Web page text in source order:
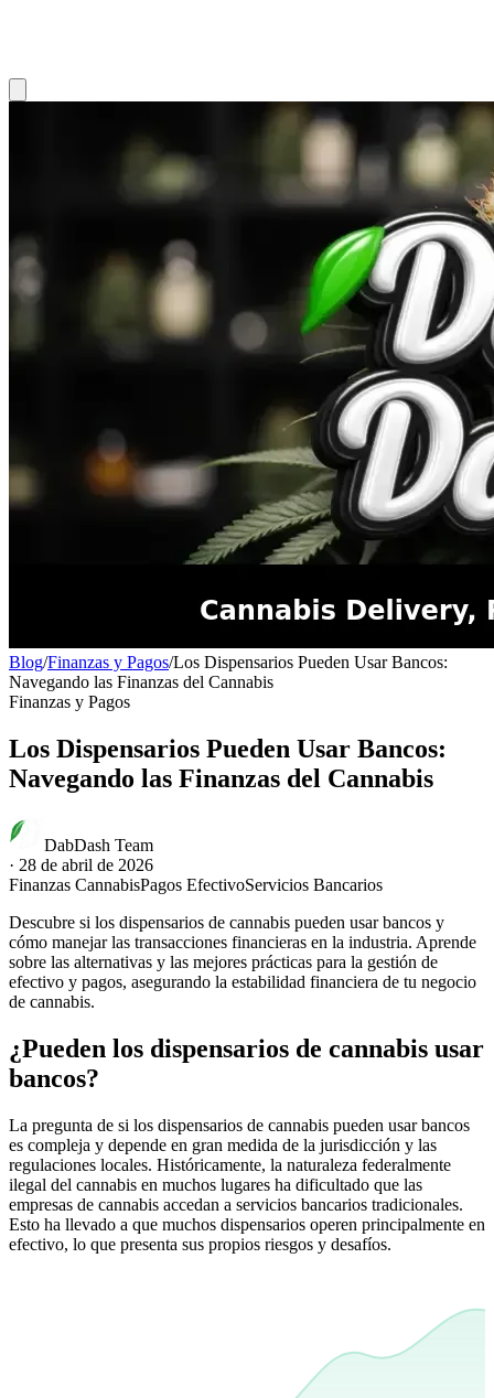
Blog/Finanzas y Pagos/Los Dispensarios Pueden Usar Bancos:
Navegando las Finanzas del Cannabis
Finanzas y Pagos
Los Dispensarios Pueden Usar Bancos:
Navegando las Finanzas del Cannabis
DabDash Team
· 28 de abril de 2026
Finanzas CannabisPagos EfectivoServicios Bancarios
Descubre si los dispensarios de cannabis pueden usar bancos y
cómo manejar las transacciones financieras en la industria. Aprende
sobre las alternativas y las mejores prácticas para la gestión de
efectivo y pagos, asegurando la estabilidad financiera de tu negocio
de cannabis.
¿Pueden los dispensarios de cannabis usar
bancos?
La pregunta de si los dispensarios de cannabis pueden usar bancos
es compleja y depende en gran medida de la jurisdicción y las
regulaciones locales. Históricamente, la naturaleza federalmente
ilegal del cannabis en muchos lugares ha dificultado que las
empresas de cannabis accedan a servicios bancarios tradicionales.
Esto ha llevado a que muchos dispensarios operen principalmente en
efectivo, lo que presenta sus propios riesgos y desafíos.